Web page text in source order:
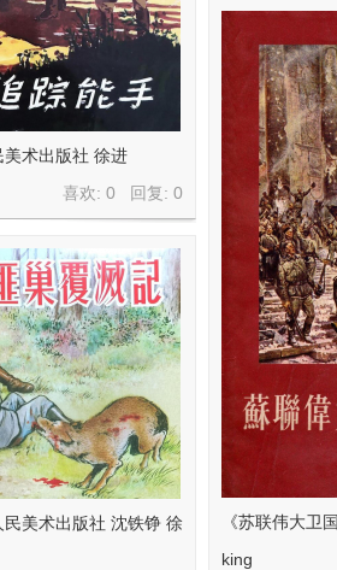
美术出版社 徐进
喜欢: 0 回复: 0
《苏联伟大卫
king
民美术出版社 沈铁铮 徐